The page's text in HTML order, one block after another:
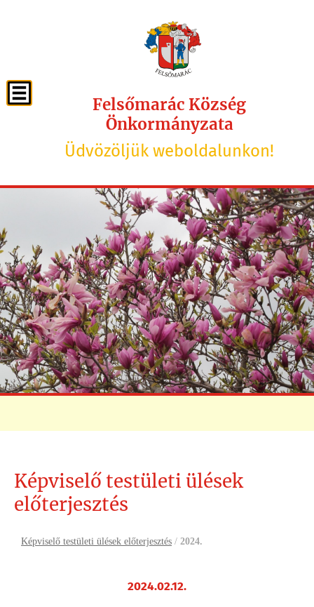
Felsőmarác Község
Önkormányzata
Üdvözöljük weboldalunkon!
Képviselő testületi ülések
előterjesztés
Képviselő testületi ülések előterjesztés / 2024.
2024.02.12.